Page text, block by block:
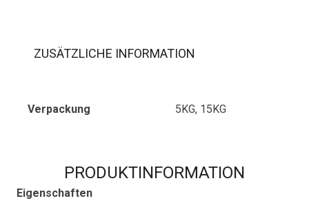
ZUSÄTZLICHE INFORMATION
Verpackung 5KG, 15KG
PRODUKTINFORMATION
Eigenschaften